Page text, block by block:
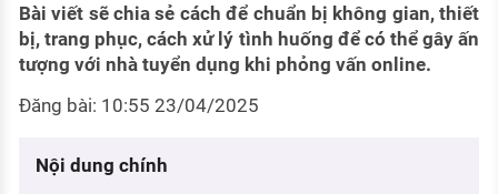
CÔNG TY
Danh sách nhà tuyển dụng
Nhà tuyển dụng hàng đầu
Mẫu CV đơn giản
Mẫu CV hiện đại
Bảo hiểm và phúc lợi
Chính sách lao động
Bài viết sẽ chia sẻ cách để chuẩn bị không gian, thiết
bị, trang phục, cách xử lý tình huống để có thể gây ấn
tượng với nhà tuyển dụng khi phỏng vấn online.
Đăng bài: 10:55 23/04/2025
Nội dung chính